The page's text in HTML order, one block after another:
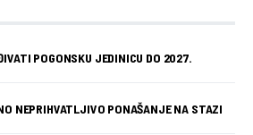
POGONSKU JEDINICU DO 2027.
NEPRIHVATLJIVO PONAŠANJE NA STAZI